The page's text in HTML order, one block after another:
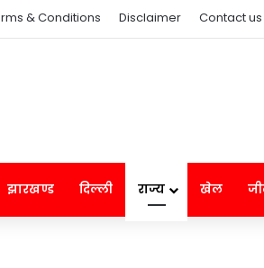
& Conditions Disclaimer Contact us
झारखण्ड दिल्ली राज्य खेल